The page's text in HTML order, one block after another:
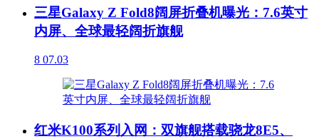
三星Galaxy Z Fold8阔屏折叠机曝光：7.6英寸
内屏、全球最轻阔折旗舰
8 07.03
红米K100系列入网：双旗舰搭载骁龙8E5、